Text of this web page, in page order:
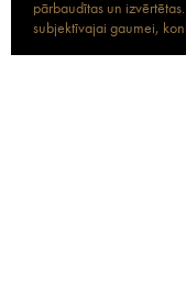
pārbaudītas un
subjektīvajai gaumei,